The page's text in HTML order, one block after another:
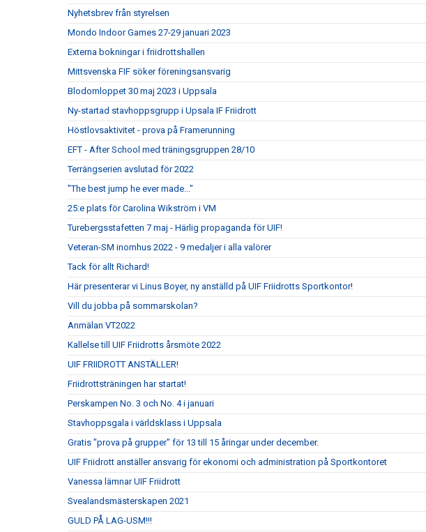
Nyhetsbrev från styrelsen
Mondo Indoor Games 27-29 januari 2023
Externa bokningar i friidrottshallen
Mittsvenska FIF söker föreningsansvarig
Blodomloppet 30 maj 2023 i Uppsala
Ny-startad stavhoppsgrupp i Upsala IF Friidrott
Höstlovsaktivitet - prova på Framerunning
EFT - After School med träningsgruppen 28/10
Terrängserien avslutad för 2022
"The best jump he ever made..."
25:e plats för Carolina Wikström i VM
Turebergsstafetten 7 maj - Härlig propaganda för UIF!
Veteran-SM inomhus 2022 - 9 medaljer i alla valörer
Tack för allt Richard!
Här presenterar vi Linus Boyer, ny anställd på UIF Friidrotts Sportkontor!
Vill du jobba på sommarskolan?
Anmälan VT2022
Kallelse till UIF Friidrotts årsmöte 2022
UIF FRIIDROTT ANSTÄLLER!
Friidrottsträningen har startat!
Perskampen No. 3 och No. 4 i januari
Stavhoppsgala i världsklass i Uppsala
Gratis "prova på grupper" för 13 till 15 åringar under december.
UIF Friidrott anställer ansvarig för ekonomi och administration på Sportkontoret
Vanessa lämnar UIF Friidrott
Svealandsmästerskapen 2021
GULD PÅ LAG-USM!!!